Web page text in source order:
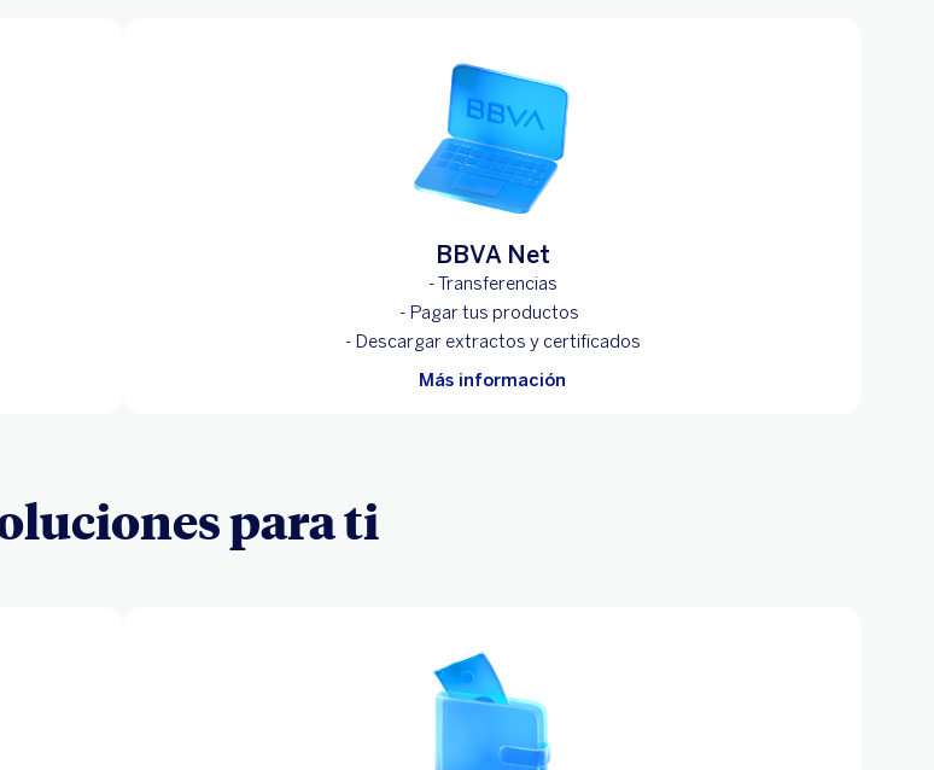
BBVA Net
- Transferencias
- Pagar tus productos
- Descargar extractos y certificados
Más información
para ti